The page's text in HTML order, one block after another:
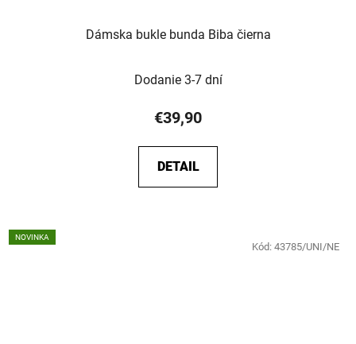
Dámska bukle bunda Biba čierna
Dodanie 3-7 dní
€39,90
DETAIL
NOVINKA
Kód: 43785/UNI/NE